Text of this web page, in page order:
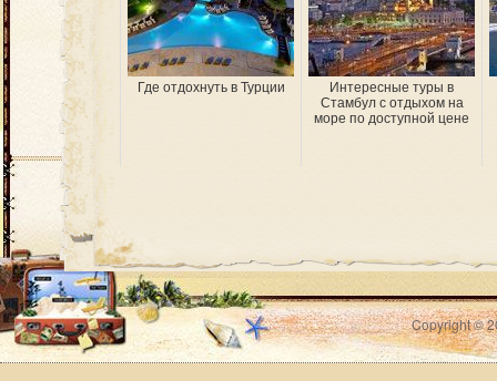
Где отдохнуть в Турции
Интересные туры в
Стамбул с отдыхом на
море по доступной цене
Copyright ©